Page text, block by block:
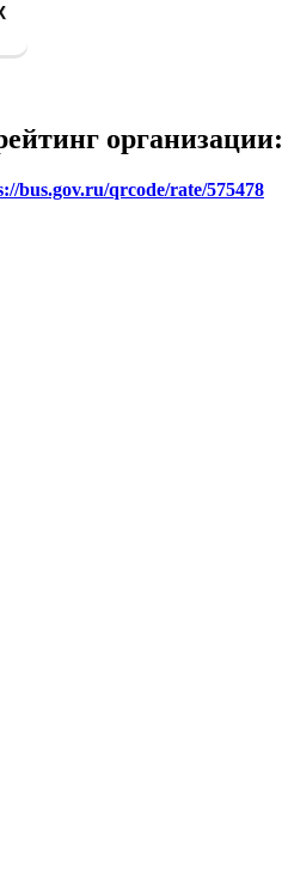
организации:
bus.gov.ru/qrcode/rate/575478